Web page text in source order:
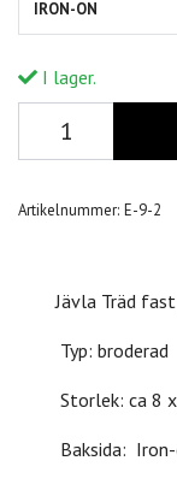
IRON-ON
I lager.
Artikelnummer: E-9-2
Jävla Träd
Typ: broderad
Storlek: ca 8
Baksida: